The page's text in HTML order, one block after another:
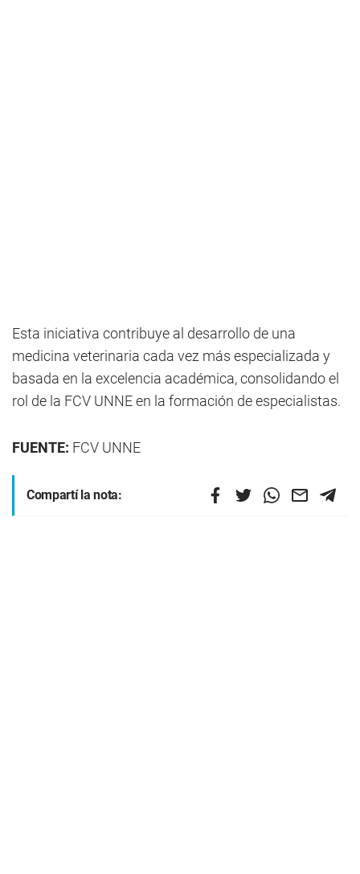
Esta iniciativa contribuye al desarrollo de una
medicina veterinaria cada vez más especializada y
basada en la excelencia académica, consolidando el
rol de la FCV UNNE en la formación de especialistas.
FUENTE: FCV UNNE
Compartí la nota: